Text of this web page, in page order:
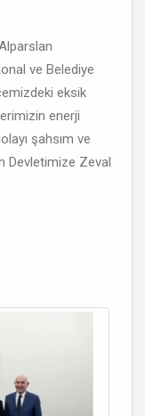
ve Belediye
eksik
enerji
şahsım ve
Devletimize Zeval